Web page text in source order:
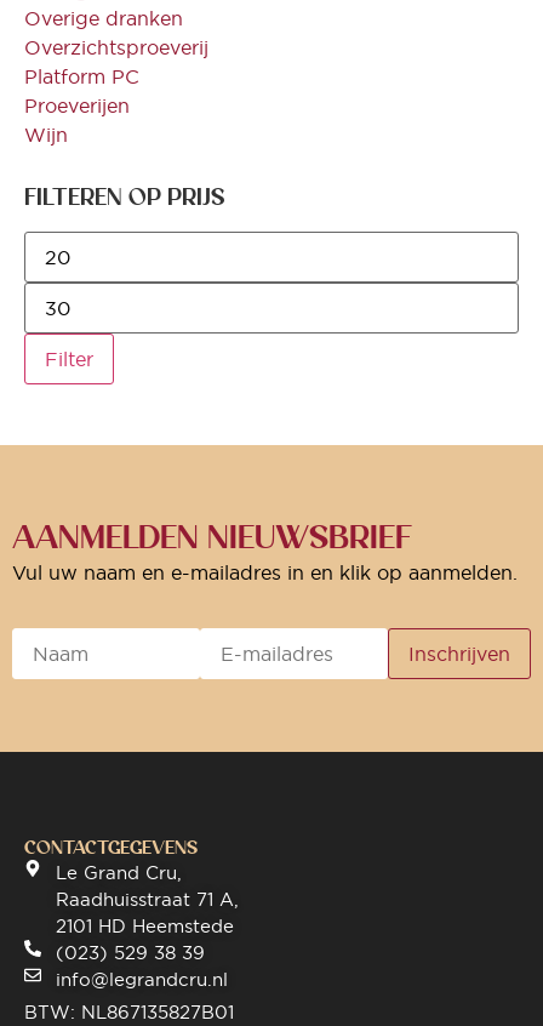
Overige dranken
Overzichtsproeverij
Platform PC
Proeverijen
Wijn
FILTEREN OP PRIJS
Filter
AANMELDEN NIEUWSBRIEF
Vul uw naam en e-mailadres in en klik op aanmelden.
CONTACTGEGEVENS
Le Grand Cru,
Raadhuisstraat 71 A,
2101 HD Heemstede
(023) 529 38 39
info@legrandcru.nl
BTW: NL867135827B01